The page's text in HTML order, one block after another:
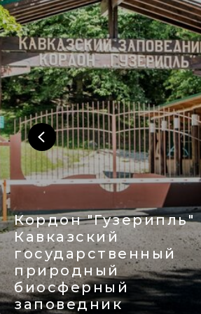
Оборудованная
площадка на берегу
реки Белая